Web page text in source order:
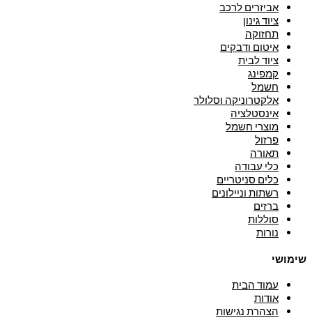
אביזרים לרכב
ציוד גינון
תחזוקה
איטום ודבקים
ציוד לבית
קמפינג
חשמל
אלקטרוניקה וסלולר
אינסטלציה
מוצרי חשמל
פרזול
תאורה
כלי עבודה
כלים סניטריים
רשתות וניילונים
ברזים
סוללות
נורות
שימושי
עמוד הבית
אודות
הצהרת נגישות